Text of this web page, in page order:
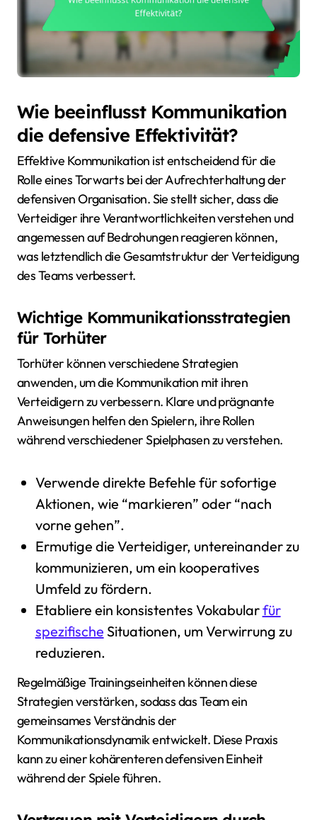
Wie beeinflusst Kommunikation
die defensive Effektivität?
Effektive Kommunikation ist entscheidend für die
Rolle eines Torwarts bei der Aufrechterhaltung der
defensiven Organisation. Sie stellt sicher, dass die
Verteidiger ihre Verantwortlichkeiten verstehen und
angemessen auf Bedrohungen reagieren können,
was letztendlich die Gesamtstruktur der Verteidigung
des Teams verbessert.
Wichtige Kommunikationsstrategien
für Torhüter
Torhüter können verschiedene Strategien
anwenden, um die Kommunikation mit ihren
Verteidigern zu verbessern. Klare und prägnante
Anweisungen helfen den Spielern, ihre Rollen
während verschiedener Spielphasen zu verstehen.
Verwende direkte Befehle für sofortige
Aktionen, wie “markieren” oder “nach
vorne gehen”.
Ermutige die Verteidiger, untereinander zu
kommunizieren, um ein kooperatives
Umfeld zu fördern.
Etabliere ein konsistentes Vokabularfür
spezifische Situationen, um Verwirrung zu
reduzieren.
Regelmäßige Trainingseinheiten können diese
Strategien verstärken, sodass das Team ein
gemeinsames Verständnis der
Kommunikationsdynamik entwickelt. Diese Praxis
kann zu einer kohärenteren defensiven Einheit
während der Spiele führen.